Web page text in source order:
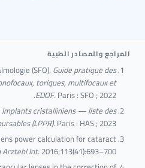
المراجع والمصادر الطبية
(SFO).Guide pratique des
toriques, multifocaux et
EDOF.Paris : SFO ; 2022.
Implants cristalliniens — liste des
(LPPR).Paris : HAS ; 2023.
lens power calculation for cataract
Arztebl Int.2016;113(41):693–700.